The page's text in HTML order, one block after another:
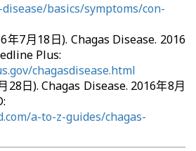
basics/symptoms/con-
年7月18日). Chagas Disease. 2016
Plus:
chagasdisease.html
28日). Chagas Disease. 2016年8月
a-to-z-guides/chagas-